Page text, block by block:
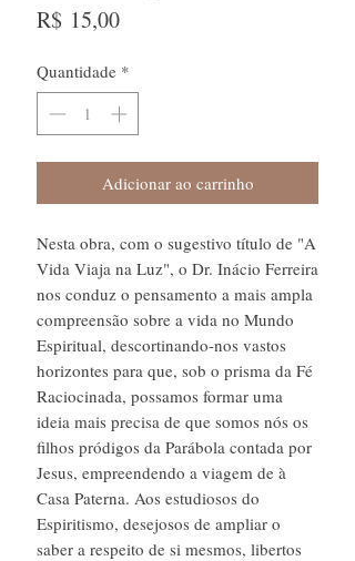
R$ 15,00Preço
Quantidade *
Adicionar ao carrinho
Nesta obra, com o sugestivo título de "A
Vida Viaja na Luz", o Dr. Inácio Ferreira
nos conduz o pensamento a mais ampla
compreensão sobre a vida no Mundo
Espiritual, descortinando-nos vastos
horizontes para que, sob o prisma da Fé
Raciocinada, possamos formar uma
ideia mais precisa de que somos nós os
filhos pródigos da Parábola contada por
Jesus, empreendendo a viagem de à
Casa Paterna. Aos estudiosos do
Espiritismo, desejosos de ampliar o
saber a respeito de si mesmos, libertos